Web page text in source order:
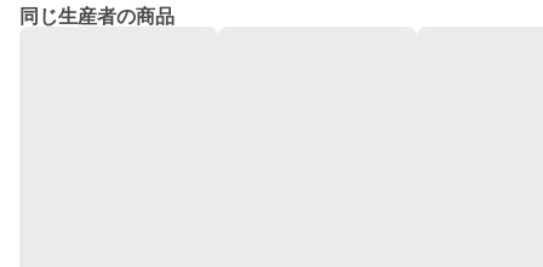
同じ生産者の商品